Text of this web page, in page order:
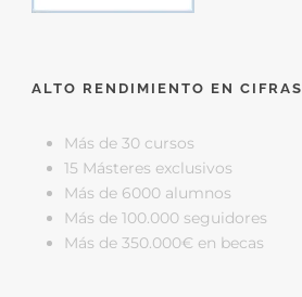
ALTO RENDIMIENTO EN CIFRAS
Más de 30 cursos
15 Másteres exclusivos
Más de 6000 alumnos
Más de 100.000 seguidores
Más de 350.000€ en becas